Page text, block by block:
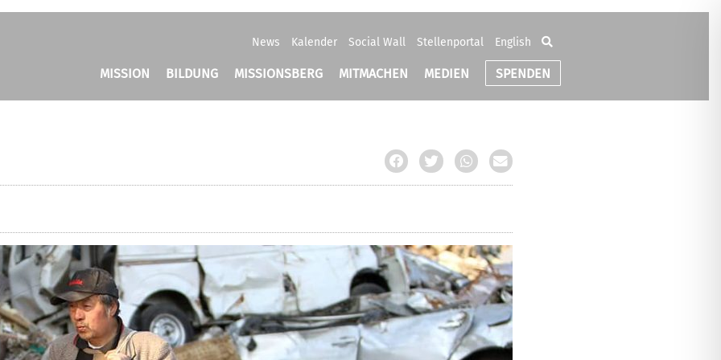
News Kalender Social Wall Stellenportal English
MISSION BILDUNG MISSIONSBERG MITMACHEN MEDIEN SPENDEN